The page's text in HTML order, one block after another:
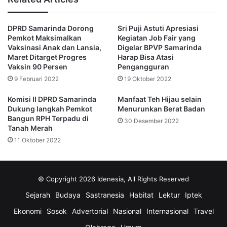
dengan judul lagu film itu, dan satu lagi dengan balada “Di
dua Grammy tahun itu.
Tiga tahun kemudian, Cara ikut menulis lirik untuk
“Flashdance… What a Feeling,” sukses besar radio lainnya
di mana dia menerima Oscar untuk Lagu Asli Terbaik dan
Grammy untuk Penampilan Vokal Pop Terbaik, Wanita.
Dia memiliki beberapa hit lainnya, termasuk “Why Me” dan
“Breakdance”. Dia juga berakting dalam film seperti “City
Heat” dengan Burt Reynolds dan Clint Eastwood, “D.C.
DPRD Samarinda Dorong
Pemkot Maksimalkan
Vaksinasi Anak dan Lansia,
Maret Ditarget Progres
Vaksin 90 Persen
9 Februari 2022
Sri Puji Astuti Apresiasi
Kegiatan Job Fair yang
Digelar BPVP Samarinda
Harap Bisa Atasi
Pengangguran
19 Oktober 2022
Komisi II DPRD Samarinda
Dukung langkah Pemkot
Bangun RPH Terpadu di
Tanah Merah
11 Oktober 2022
Manfaat Teh Hijau selain
Menurunkan Berat Badan
30 Desember 2022
© Copyright 2026 Idenesia, All Rights Reserved
Sejarah Budaya Sastranesia Habitat Lektur
Iptek
Ekonomi
Sosok Advertorial Nasional Internasional
Travel